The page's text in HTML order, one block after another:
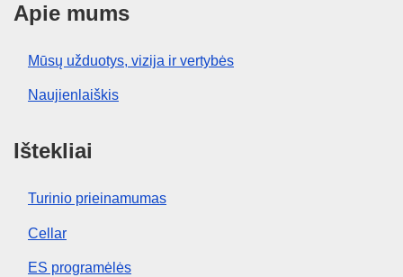
Apie mums
Mūsų užduotys, vizija ir vertybės
Naujienlaiškis
Ištekliai
Turinio prieinamumas
Cellar
ES programėlės